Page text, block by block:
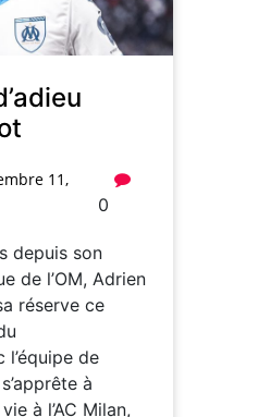
11,
0
depuis son
de l’OM, Adrien
réserve ce
l’équipe de
à
à l’AC Milan,